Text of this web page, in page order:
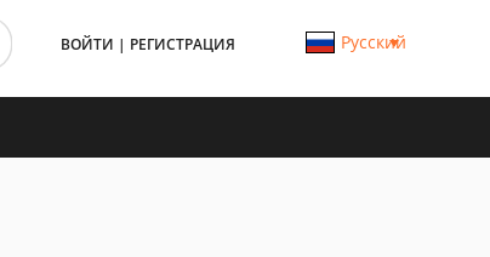
ВОЙТИ | РЕГИСТРАЦИЯ Русский